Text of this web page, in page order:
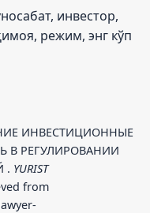
инвестор,
режим, энг кўп
ИНВЕСТИЦИОННЫЕ
В РЕГУЛИРОВАНИИ
. YURIST
from